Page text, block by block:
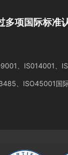
多项国际标准
、IS014001、
、ISO45001国